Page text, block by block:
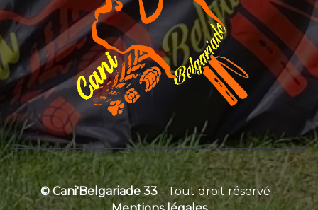
© Cani'Belgariade 33 - Tout droit réservé -